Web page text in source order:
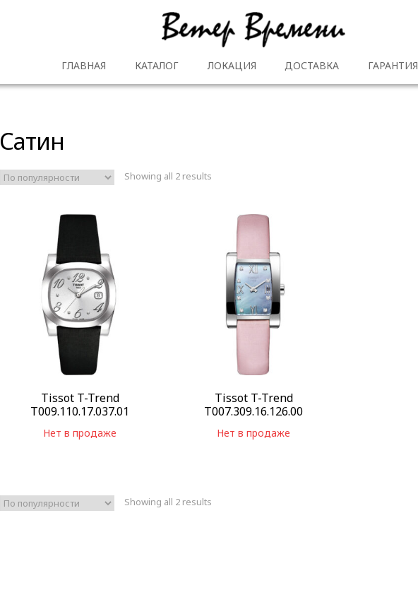
ГЛАВНАЯ КАТАЛОГ ЛОКАЦИЯ ДОСТАВКА ГАРАНТИЯ
Сатин
Showing all 2 results
Tissot T-Trend
T009.110.17.037.01
Нет в продаже
Tissot T-Trend
T007.309.16.126.00
Нет в продаже
Showing all 2 results